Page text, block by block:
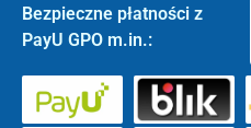
Bezpieczne płatności z
PayU GPO m.in.: